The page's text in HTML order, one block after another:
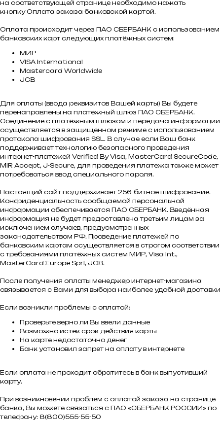
на соответствующей странице необходимо нажать
кнопку Оплата заказа банковской картой.
Оплата происходит через ПАО СБЕРБАНК с использованием
банковских карт следующих платёжных систем:
МИР
VISA International
Mastercard Worldwide
JCB
Для оплаты (ввода реквизитов Вашей карты) Вы будете
перенаправлены на платёжный шлюз ПАО СБЕРБАНК.
Соединение с платёжным шлюзом и передача информации
осуществляется в защищённом режиме с использованием
протокола шифрования SSL. В случае если Ваш банк
поддерживает технологию безопасного проведения
интернет-платежей Verified By Visa, MasterCard SecureCode,
MIR Accept, J-Secure, для проведения платежа также может
потребоваться ввод специального пароля.
Настоящий сайт поддерживает 256-битное шифрование.
Конфиденциальность сообщаемой персональной
информации обеспечивается ПАО СБЕРБАНК. Введённая
информация не будет предоставлена третьим лицам за
исключением случаев, предусмотренных
законодательством РФ. Проведение платежей по
банковским картам осуществляется в строгом соответствии
с требованиями платёжных систем МИР, Visa Int.,
MasterCard Europe Sprl, JCB.
После получения оплаты менеджер интернет-магазина
связывается с Вами для выбора наиболее удобной доставки
Если возникли проблемы с оплатой:
Проверьте верно ли Вы ввели данные
Возможно истек срок действия карты
На карте недостаточно денег
Банк установил запрет на оплату в интернете
Если оплата не проходит обратитесь в банк выпустивший
карту.
При возникновении проблем с оплатой заказа на странице
банка, Вы можете связаться с ПАО «СБЕРБАНК РОССИИ» по
телефону: 8(800)555-55-50